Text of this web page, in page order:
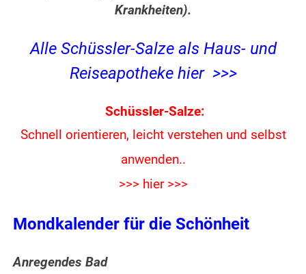
Krankheiten).
Alle Schüssler-Salze als Haus- und
Reiseapotheke hier >>>
Schüssler-Salze:
Schnell orientieren, leicht verstehen und selbst
anwenden..
>>> hier >>>
Mondkalender für die Schönheit
Anregendes Bad